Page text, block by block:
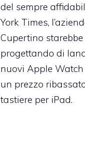
del sempre
York Times,
Cupertino
progettando di
nuovi Apple
un prezzo
tastiere per iPad.